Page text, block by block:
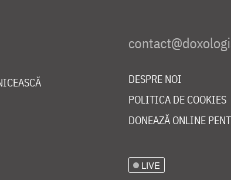
DESPRE NOI
POLITICA DE COOKIES
DONEAZĂ ONLINE
LIVE